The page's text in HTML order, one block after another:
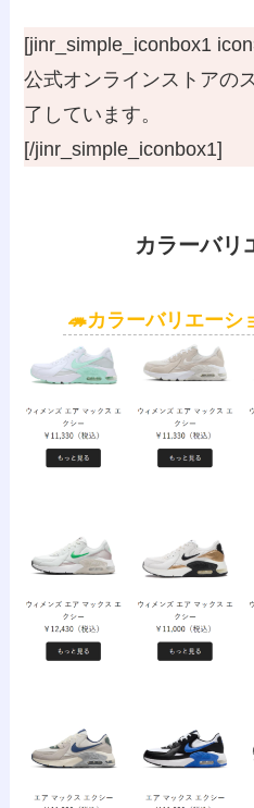
[jinr_simple_iconbox1
公式オンラインストアの
了しています。
[/jinr_simple_iconbox1]
カラーバリ
🦔カラーバリエーシ